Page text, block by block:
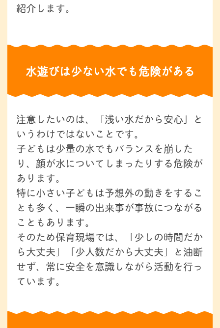
紹介します。
水遊びは少ない水でも危険がある
注意したいのは、「浅い水だから安心」と
いうわけではないことです。
子どもは少量の水でもバランスを崩した
り、顔が水についてしまったりする危険が
あります。
特に小さい子どもは予想外の動きをするこ
とも多く、一瞬の出来事が事故につながる
こともあります。
そのため保育現場では、「少しの時間だか
ら大丈夫」「少人数だから大丈夫」と油断
せず、常に安全を意識しながら活動を行っ
ています。